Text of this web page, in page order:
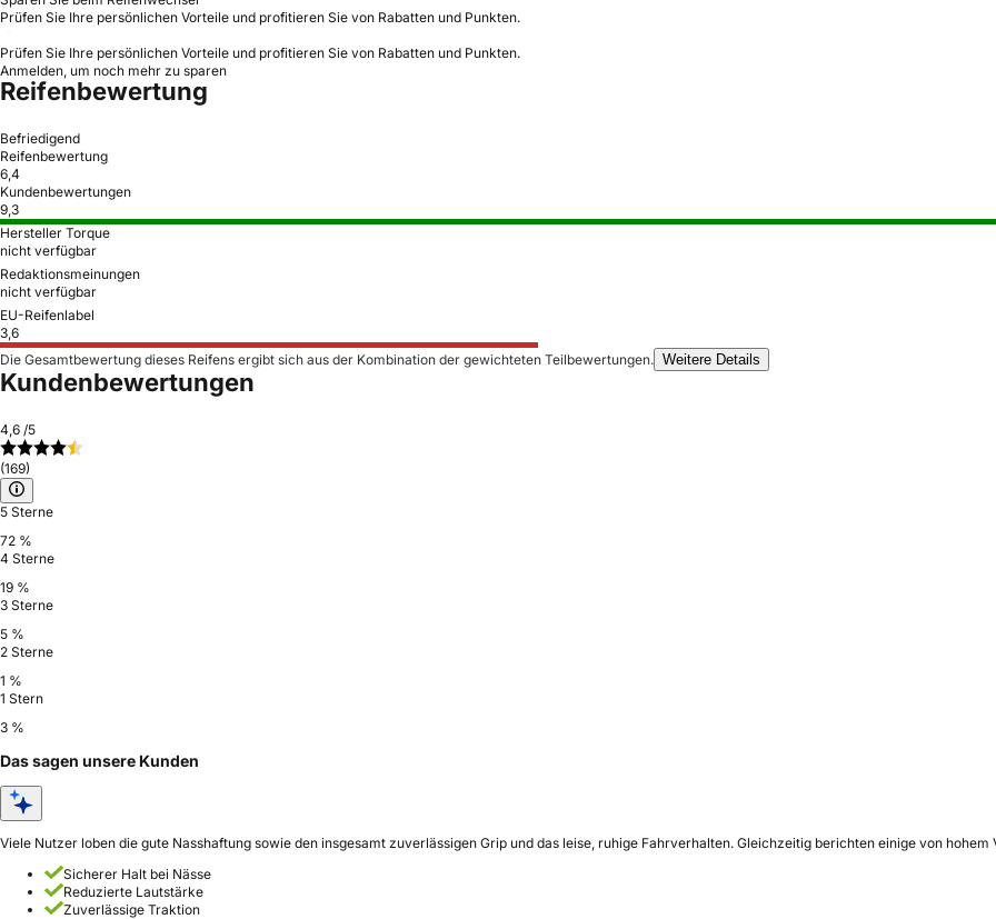
Prüfen Sie Ihre persönlichen Vorteile und profitieren Sie von Rabatten und Punkten.
Prüfen Sie Ihre persönlichen Vorteile und profitieren Sie von Rabatten und Punkten.
Anmelden, um noch mehr zu sparen
Reifenbewertung
Befriedigend
Reifenbewertung
6,4
Kundenbewertungen
9,3
Hersteller Torque
nicht verfügbar
Redaktionsmeinungen
nicht verfügbar
EU-Reifenlabel
3,6
Die Gesamtbewertung dieses Reifens ergibt sich aus der Kombination der gewichteten Teilbewertungen. Weitere Details
Kundenbewertungen
4,6 /5
(169)
5 Sterne
72 %
4 Sterne
19 %
3 Sterne
5 %
2 Sterne
1 %
1 Stern
3 %
Das sagen unsere Kunden
Viele Nutzer loben die gute Nasshaftung sowie den insgesamt zuverlässigen Grip und das leise, ruhige Fahrverhalten. Gleichzeitig berichten einige von
Sicherer Halt bei Nässe
Reduzierte Lautstärke
Zuverlässige Traktion